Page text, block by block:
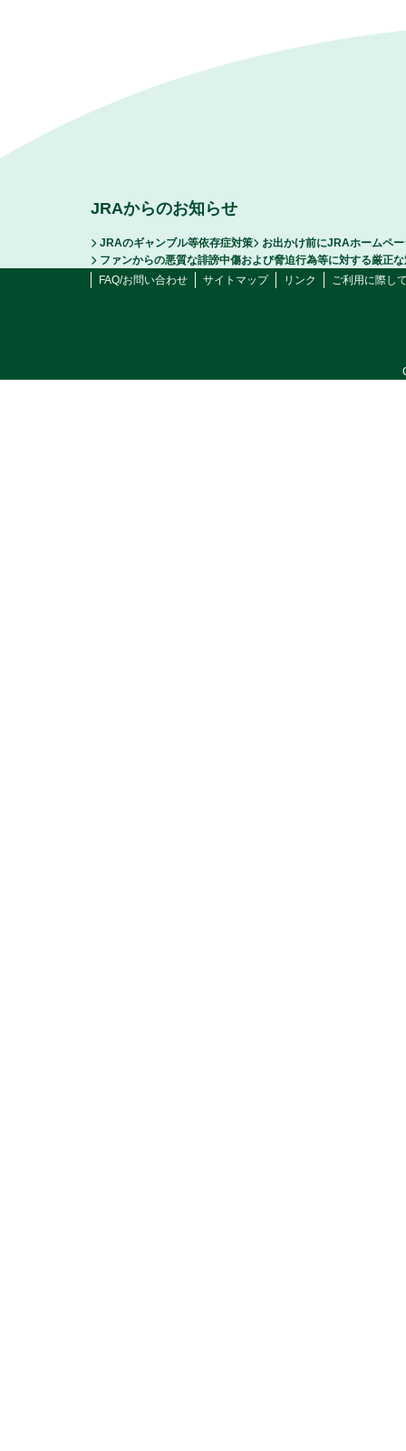
JRAからのお知らせ
JRAのギャンブル等依存症対策
お出かけ前にJRAホームペ
ファンからの悪質な誹謗中傷および脅迫行為等に対する厳正
FAQ/お問い合わせ
サイトマップ リンク ご利用に際し